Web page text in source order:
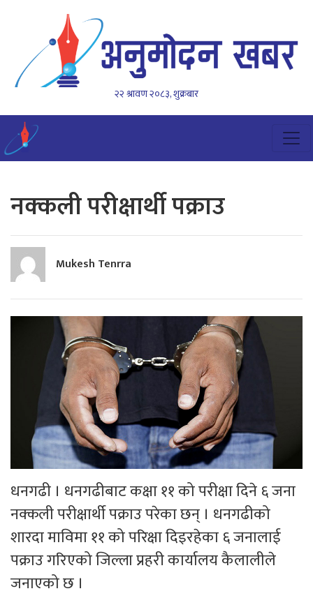
२२ श्रावण २०८३, शुक्रबार
नक्कली परीक्षार्थी पक्राउ
Mukesh Tenrra
धनगढी । धनगढीबाट कक्षा ११ को परीक्षा दिने ६ जना
नक्कली परीक्षार्थी पक्राउ परेका छन् । धनगढीको
शारदा माविमा ११ को परिक्षा दिइरहेका ६ जनालाई
पक्राउ गरिएको जिल्ला प्रहरी कार्यालय कैलालीले
जनाएको छ ।